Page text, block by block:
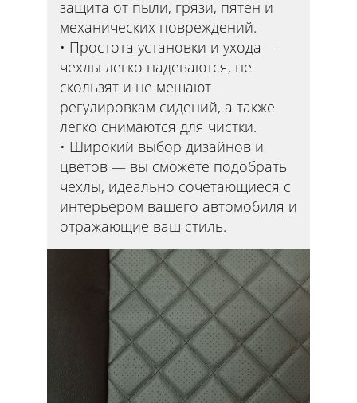
защита от пыли, грязи, пятен и
механических повреждений.
Простота установки и ухода —
чехлы легко надеваются, не
скользят и не мешают
регулировкам сидений, а также
легко снимаются для чистки.
Широкий выбор дизайнов и
цветов — вы сможете подобрать
чехлы, идеально сочетающиеся с
интерьером вашего автомобиля и
отражающие ваш стиль.